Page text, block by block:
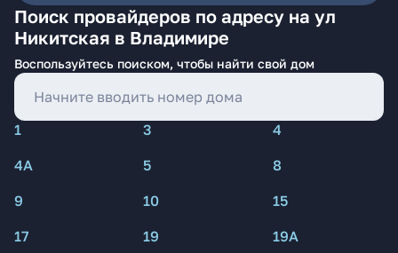
Поиск провайдеров по адресу на ул
Никитская в Владимире
Воспользуйтесь поиском, чтобы найти свой дом
1 3
4
4А
5
8
9
10
15
17
19
19А